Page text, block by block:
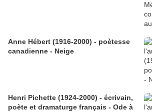
Anne Hébert (1916-2000) - poètesse
canadienne - Neige
Henri Pichette (1924-2000) - écrivain,
poète et dramaturge français - Ode à